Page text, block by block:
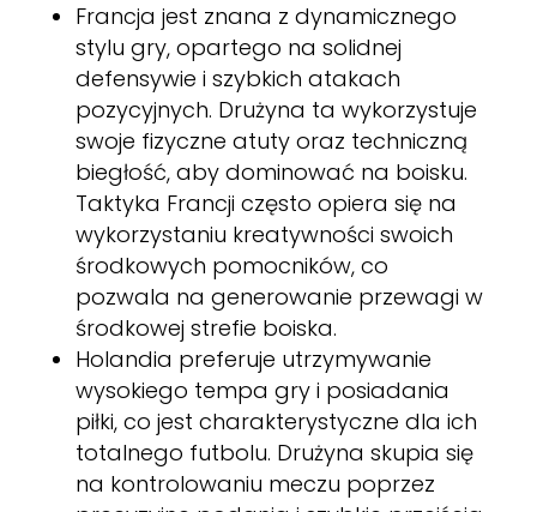
Francja jest znana z dynamicznego
stylu gry, opartego na solidnej
defensywie i szybkich atakach
pozycyjnych. Drużyna ta wykorzystuje
swoje fizyczne atuty oraz techniczną
biegłość, aby dominować na boisku.
Taktyka Francji często opiera się na
wykorzystaniu kreatywności swoich
środkowych pomocników, co
pozwala na generowanie przewagi w
środkowej strefie boiska.
Holandia preferuje utrzymywanie
wysokiego tempa gry i posiadania
piłki, co jest charakterystyczne dla ich
totalnego futbolu. Drużyna skupia się
na kontrolowaniu meczu poprzez